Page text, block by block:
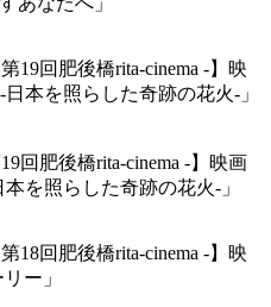
回肥後橋rita-cinema -】映画
本を照らした奇跡の花火-」